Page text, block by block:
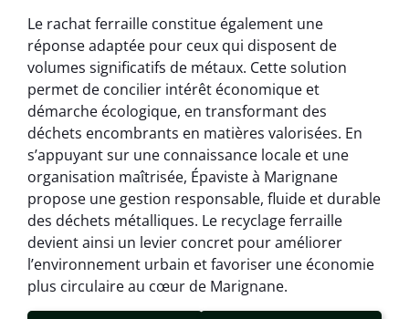
Le rachat ferraille constitue également une
réponse adaptée pour ceux qui disposent de
volumes significatifs de métaux. Cette solution
permet de concilier intérêt économique et
démarche écologique, en transformant des
déchets encombrants en matières valorisées. En
s’appuyant sur une connaissance locale et une
organisation maîtrisée, Épaviste à Marignane
propose une gestion responsable, fluide et durable
des déchets métalliques. Le recyclage ferraille
devient ainsi un levier concret pour améliorer
l’environnement urbain et favoriser une économie
plus circulaire au cœur de Marignane.